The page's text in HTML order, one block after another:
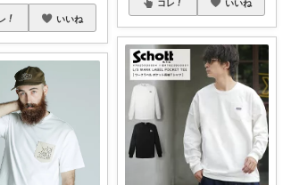
いいね
コレ いいね